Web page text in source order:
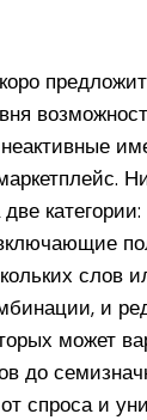
слов
и
может
до
спроса и